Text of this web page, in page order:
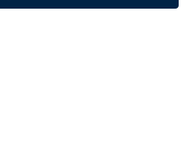
者： All About ニュース お買